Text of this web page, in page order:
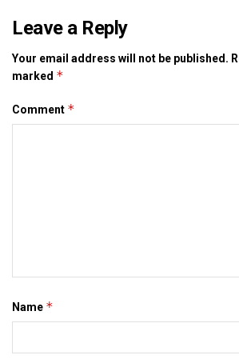
करू। ओ कहला जे ओना पुआल जडेबा स अगर
पुआल हमहूं देबा लेल तैयार छी।
Tags: Bihar nitish kumar
Leave a Reply
Your email address will not be published.
marked *
Comment *
Name *